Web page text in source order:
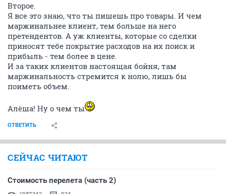
Второе.
Я все это знаю, что ты пишешь про товары. И чем
маржинальнее клиент, тем больше на него
претендентов. А уж клиенты, которые со сделки
приносят тебе покрытие расходов на их поиск и
прибыль - тем более в цене.
И за таких клиентов настоящая бойня, там
маржинальность стремится к нолю, лишь бы
поиметь объем.
Алёша! Ну о чем ты
ОТВЕТИТЬ
СЕЙЧАС ЧИТАЮТ
Стоимость перелета (часть 2)